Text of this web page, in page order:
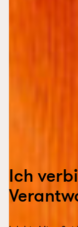
Ich